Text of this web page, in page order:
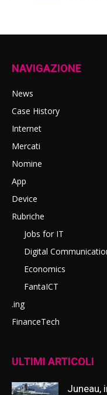
NAVIGAZIONE
News
Case History
Internet
Mercati
Nomine
App
Device
Rubriche
Jobs for IT
Digital
Economics
FantaICT
.ing
FinanceTech
ULTIMI ARTICOLI
Juneau,